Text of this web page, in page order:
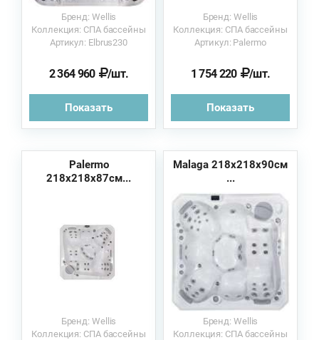
Бренд: Wellis
Коллекция: СПА бассейны
Артикул: Elbrus230
2 364 960 /шт.
Показать
Бренд: Wellis
Коллекция: СПА бассейны
Артикул: Palermo
1 754 220 /шт.
Показать
Palermo
218х218х87см...
Бренд: Wellis
Коллекция: СПА бассейны
Malaga 218х218х90см
...
Бренд: Wellis
Коллекция: СПА бассейны